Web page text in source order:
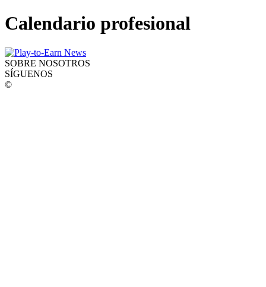
Calendario profesional
SOBRE NOSOTROS
SÍGUENOS
©